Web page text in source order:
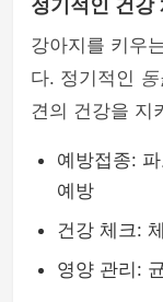
정기적인 건강
강아지를 키우
다. 정기적인
견의 건강을 지
예방접종:
예방
건강 체크:
영양 관리: